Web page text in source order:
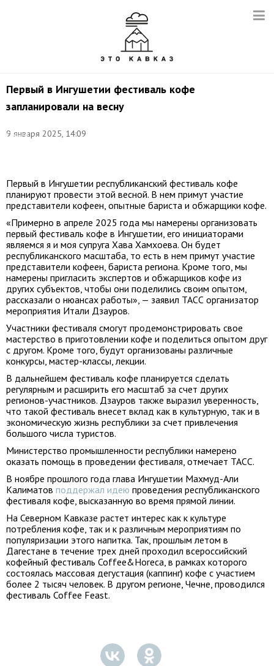
Первый в Ингушетии фестиваль кофе
запланировали на весну
9 января 2025, 14:09
Сергей
Первый в Ингушетии республиканский фестиваль кофе
планируют провести этой весной. В нем примут участие
представители кофеен, опытные бариста и обжарщики кофе.
«Примерно в апреле 2025 года мы намерены организовать
первый фестиваль кофе в Ингушетии, его инициаторами
являемся я и моя супруга Хава Хамхоева. Он будет
республиканского масштаба, то есть в нем примут участие
представители кофеен, бариста региона. Кроме того, мы
намерены пригласить экспертов и обжарщиков кофе из
других субъектов, чтобы они поделились своим опытом,
рассказали о нюансах работы», — заявил ТАСС организатор
мероприятия Итали Дзауров.
Участники фестиваля смогут продемонстрировать свое
мастерство в приготовлении кофе и поделиться опытом друг
с другом. Кроме того, будут организованы различные
конкурсы, мастер-классы, лекции.
В дальнейшем фестиваль кофе планируется сделать
регулярным и расширить его масштаб за счет других
регионов-участников. Дзауров также выразил уверенность,
что такой фестиваль внесет вклад как в культурную, так и в
экономическую жизнь республики за счет привлечения
большого числа туристов.
Министерство промышленности республики намерено
оказать помощь в проведении фестиваля, отмечает ТАСС.
В ноябре прошлого года глава Ингушетии Махмуд-Али
Калиматов поддержал идею проведения республиканского
фестиваля кофе, высказанную во время прямой линии.
На Северном Кавказе растет интерес как к культуре
потребления кофе, так и к различным мероприятиям по
популяризации этого напитка. Так, прошлым летом в
Дагестане в течение трех дней проходил всероссийский
кофейный фестиваль Coffee&Horeca, в рамках которого
состоялась массовая дегустация (каппинг) кофе с участием
более 2 тысяч человек. В другом регионе, Чечне, проводился
фестиваль Coffee Feast.